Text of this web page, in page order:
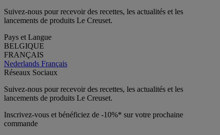
Suivez-nous pour recevoir des recettes, les actualités et les
lancements de produits Le Creuset.
Pays et Langue
BELGIQUE
FRANÇAIS
Nederlands Français
Réseaux Sociaux
Suivez-nous pour recevoir des recettes, les actualités et les
lancements de produits Le Creuset.
Inscrivez-vous et bénéficiez de -10%* sur votre prochaine
commande